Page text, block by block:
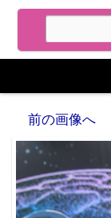
前の画像へ